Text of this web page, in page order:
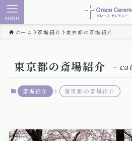
MENU
ホーム 斎場紹介 東京都の斎場紹介
東京都の斎場紹介 –
斎場紹介 東京都の斎場紹介